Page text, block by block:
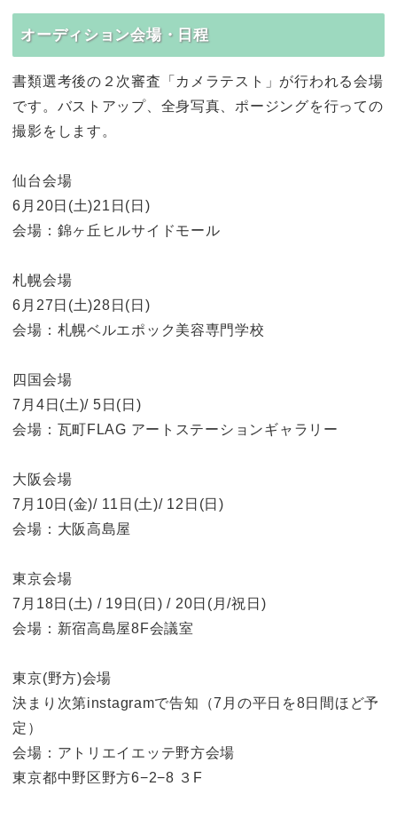
オーディション会場・日程
書類選考後の２次審査「カメラテスト」が行われる会場
です。バストアップ、全身写真、ポージングを行っての
撮影をします。
仙台会場
6月20日(土)21日(日)
会場：錦ヶ丘ヒルサイドモール
札幌会場
6月27日(土)28日(日)
会場：札幌ベルエポック美容専門学校
四国会場
7月4日(土)/ 5日(日)
会場：瓦町FLAG アートステーションギャラリー
大阪会場
7月10日(金)/ 11日(土)/ 12日(日)
会場：大阪高島屋
東京会場
7月18日(土) / 19日(日) / 20日(月/祝日)
会場：新宿高島屋8F会議室
東京(野方)会場
決まり次第instagramで告知（7月の平日を8日間ほど予
定）
会場：アトリエイエッテ野方会場
東京都中野区野方6−2−8 ３F